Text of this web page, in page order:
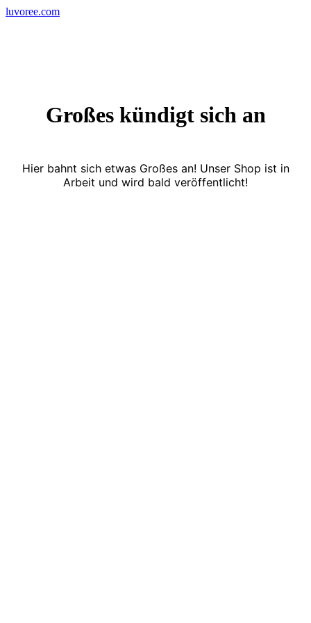
Skip
luvoree.com
Großes kündigt sich an
Hier bahnt sich etwas Großes an! Unser Shop ist in
Arbeit und wird bald veröffentlicht!